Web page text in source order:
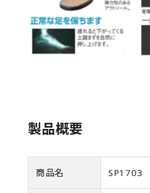
製品概要
商品名 SP1703